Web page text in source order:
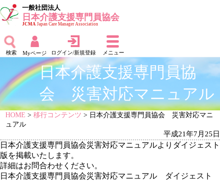
一般社団法人
日本介護支援専門員協会
JCMAJapan Care Manager Association
検索 Myページ ログイン/新規登録 メニュー
日本介護支援専門員協
会 災害対応マニュアル
HOME >移行コンテンツ > 日本介護支援専門員協会 災害対応マニ
ュアル
平成21年7月25日
日本介護支援専門員協会災害対応マニュアルよりダイジェスト
版を掲載いたします。
詳細はお問合わせください。
日本介護支援専門員協会災害対応マニュアル ダイジェスト